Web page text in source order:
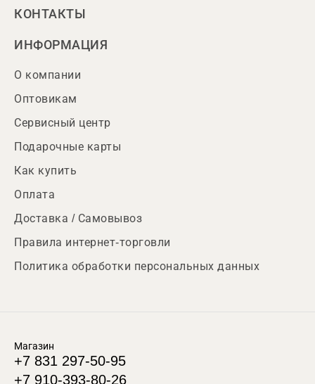
КОНТАКТЫ
ИНФОРМАЦИЯ
О компании
Оптовикам
Сервисный центр
Подарочные карты
Как купить
Оплата
Доставка / Самовывоз
Правила интернет-торговли
Политика обработки персональных данных
Магазин
+7 831 297-50-95
+7 910-393-80-26